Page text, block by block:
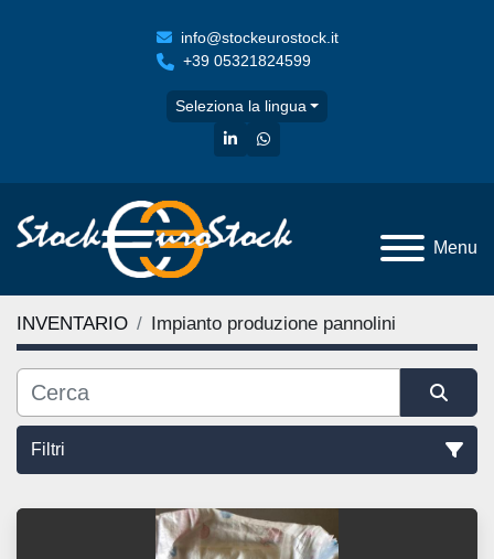
info@stockeurostock.it
+39 05321824599
Seleziona la lingua
linkedinwhatsapp
Menu
INVENTARIO Impianto produzione pannolini
Filtri
Tutte le categorie